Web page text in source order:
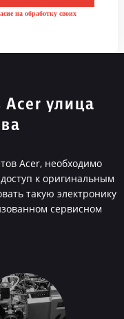
на обработку своих
улица
Acer, необходимо
к оригинальным
такую электронику
сервисном